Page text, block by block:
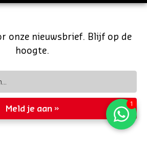
onze nieuwsbrief. Blijf op de
hoogte.
Meld je aan